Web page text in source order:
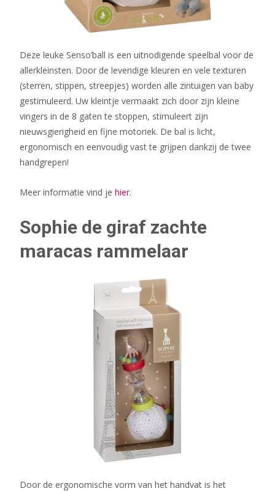
Deze leuke Senso’ball is een uitnodigende speelbal voor de
allerkleinsten. Door de levendige kleuren en vele texturen
(sterren, stippen, streepjes) worden alle zintuigen van baby
gestimuleerd. Uw kleintje vermaakt zich door zijn kleine
vingers in de 8 gaten te stoppen, stimuleert zijn
nieuwsgierigheid en fijne motoriek. De bal is licht,
ergonomisch en eenvoudig vast te grijpen dankzij de twee
handgrepen!
Meer informatie vind je hier.
Sophie de giraf zachte
maracas rammelaar
Door de ergonomische vorm van het handvat is het